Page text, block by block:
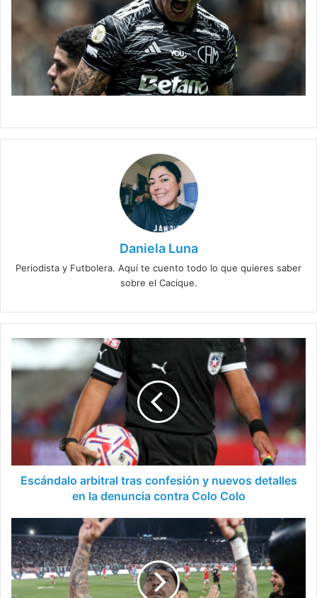
Daniela Luna
Periodista y Futbolera. Aquí te cuento todo lo que quieres saber
sobre el Cacique.
Escándalo
tras
nuevos
detalles
la
denuncia
Escándalo arbitral tras confesión y nuevos detalles
en la denuncia contra Colo Colo
gran
novedad
para
la